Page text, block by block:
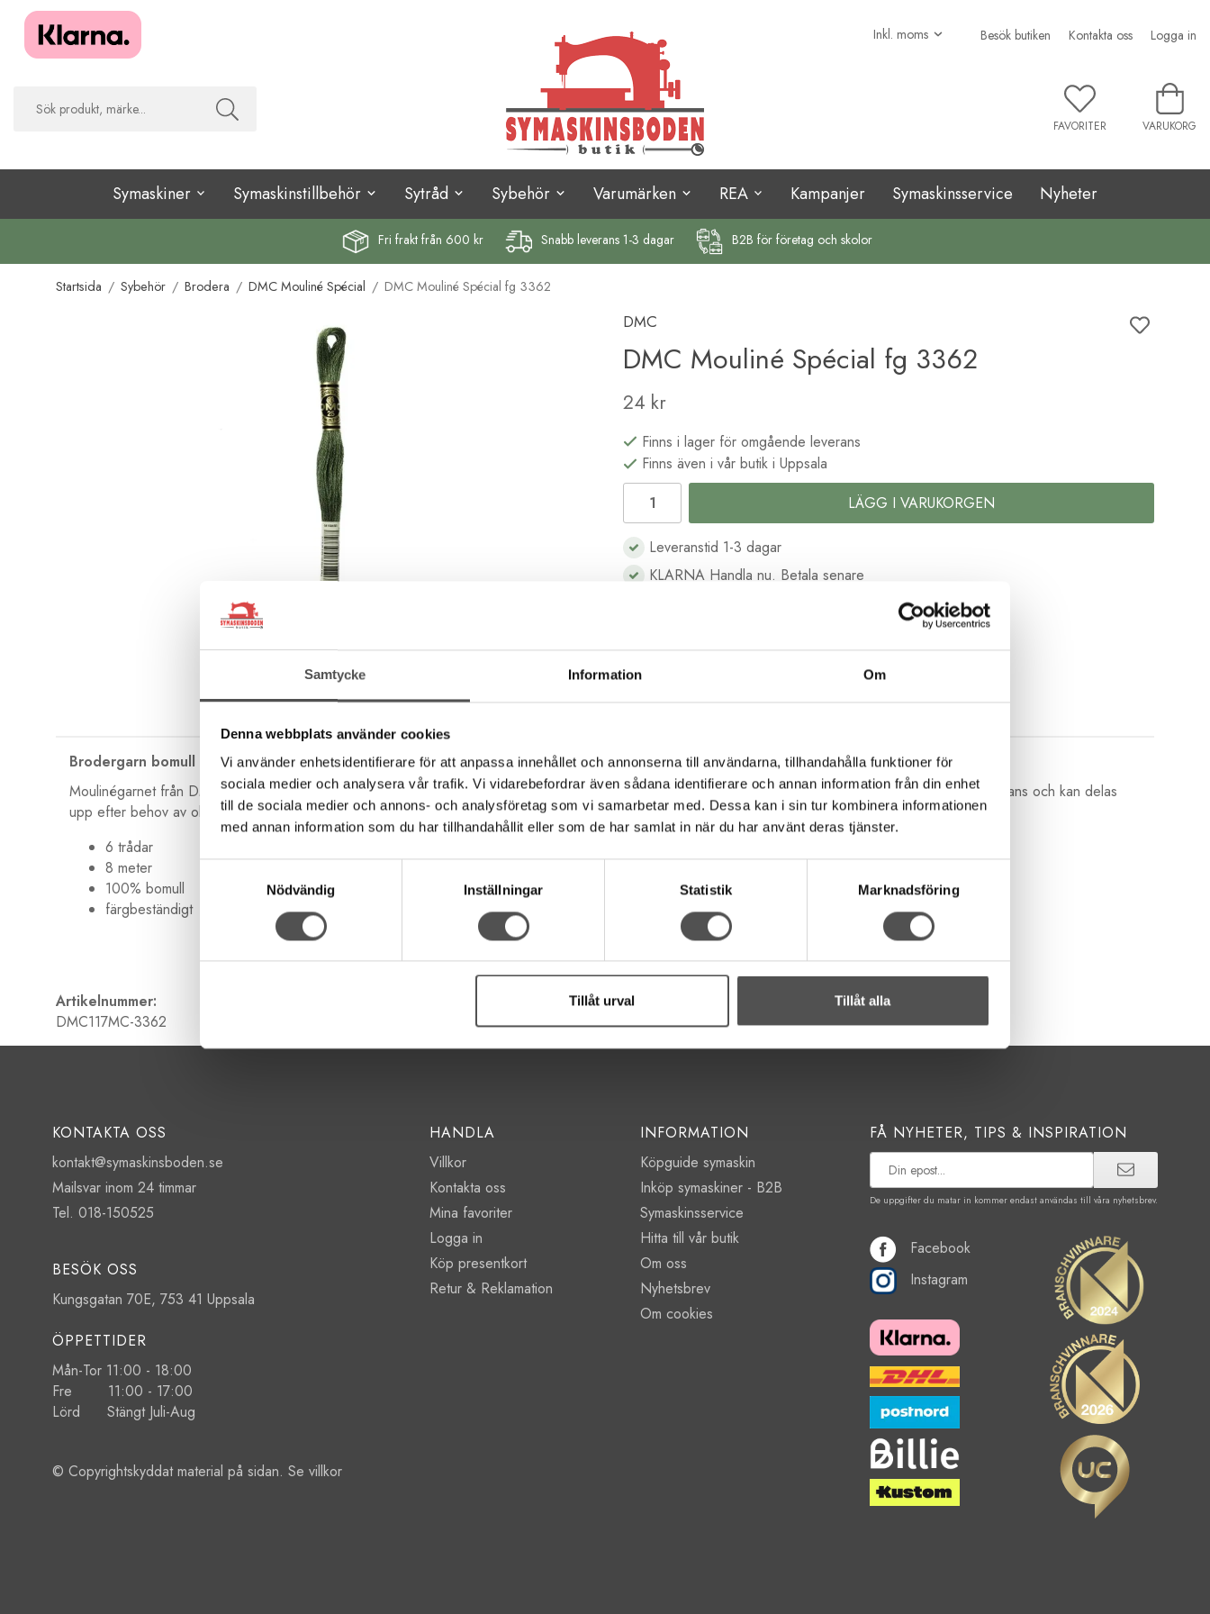
Samtycke Information Om
Denna webbplats använder cookies
Vi använder enhetsidentifierare för att anpassa innehållet och annonserna till användarna, tillhandahålla funktioner för
sociala medier och analysera vår trafik. Vi vidarebefordrar även sådana identifierare och annan information från din enhet
till de sociala medier och annons- och analysföretag som vi samarbetar med. Dessa kan i sin tur kombinera informationen
med annan information som du har tillhandahållit eller som de har samlat in när du har använt deras tjänster.
Nödvändig
Inställningar Statistik Marknadsföring
Tillåt urval Tillåt alla
Besök butiken Kontakta oss Logga in
FAVORITER VARUKORG
Symaskiner Symaskinstillbehör Sytråd Sybehör Varumärken REA Kampanjer Symaskinsservice Nyheter
Fri fraktfrån 600 kr Snabb leverans 1-3 dagar B2B för företag och skolor
Startsida / Sybehör / Brodera / DMC Mouliné Spécial / DMC Mouliné Spécial fg 3362
DMC
DMC Mouliné Spécial fg 3362
24 kr
Finns i lager för omgående leverans
Finns även i vår butik i Uppsala
LÄGG I VARUKORGEN
Leveranstid 1-3 dagar
KLARNA Handla nu. Betala senare
Brodergarn bomull
Moulinégarnet från DMC är av hög kvalité och passar lika bra till frihandsbroderi som till korsstygnsbroderi. Det består av 6 trådar av bomull med vacker glans och kan delas
upp efter behov av olika grovlekar. Garnet är 8 meter långt och även färgbeständigt.
6 trådar
8 meter
100% bomull
färgbeständigt
Artikelnummer:
DMC117MC-3362
KONTAKTA OSS
kontakt@symaskinsboden.se
Mailsvar inom 24 timmar
Tel. 018-150525
BESÖK OSS
Kungsgatan 70E, 753 41 Uppsala
ÖPPETTIDER
Mån-Tor 11:00 - 18:00
Fre 11:00 - 17:00
Lörd Stängt Juli-Aug
© Copyrightskyddat material på sidan. Se villkor
HANDLA
Villkor
Kontakta oss
Mina favoriter
Logga in
Köp presentkort
Retur & Reklamation
INFORMATION
Köpguide symaskin
Inköp symaskiner - B2B
Symaskinsservice
Hitta till vår butik
Om oss
Nyhetsbrev
Om cookies
FÅ NYHETER, TIPS & INSPIRATION
De uppgifter du matar in kommer endast användas till våra nyhetsbrev.
Facebook
Instagram